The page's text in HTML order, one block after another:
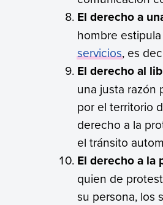
El derecho a
hombre
servicios, es
El derecho al
una justa razón
por el territorio
derecho a la
el tránsito
El derecho a la
quien de
su persona, los